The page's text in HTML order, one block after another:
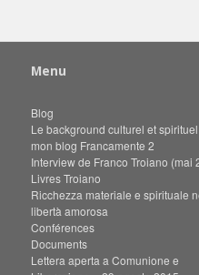
Menu
Blog
Le background culturel et
mon blog Francamente 2
Interview de Franco Troiano (mai
Livres Troiano
Ricchezza materiale e spirituale
libertà amorosa
Conférences
Documents
Lettera aperta a Comunione e